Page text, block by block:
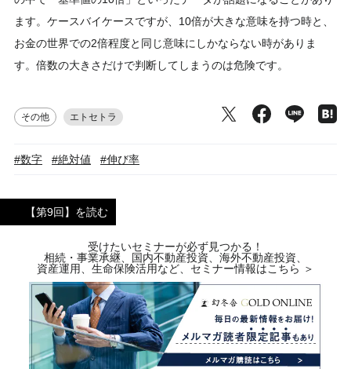
ます。ケースバイケースですが、10倍が大きな意味を持つ時と、
お金の世界での2倍程度と同じ意味にしかならない時がありま
す。倍数の大きさだけで判断してしまうのは危険です。
その他 エトセトラ
#数字 #絶対値 #伸び率
【第9回】を読む
受けたいセミナーが必ず見つかる！
相続・事業承継、国内不動産投資、海外不動産投資、
資産運用、生命保険活用など、セミナー情報はこちら ＞